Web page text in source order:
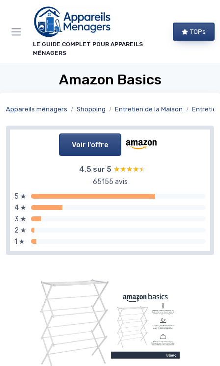
LE GUIDE COMPLET POUR APPAREILS
MÉNAGERS
TOPs
Amazon Basics
Appareils ménagers Shopping Entretien de la Maison
Voir l'offre
4,5 sur 5 ★★★★★
★★★★★
65155 avis
5 ★
4 ★
3 ★
2 ★
1 ★
Panneau de gestion des cookies